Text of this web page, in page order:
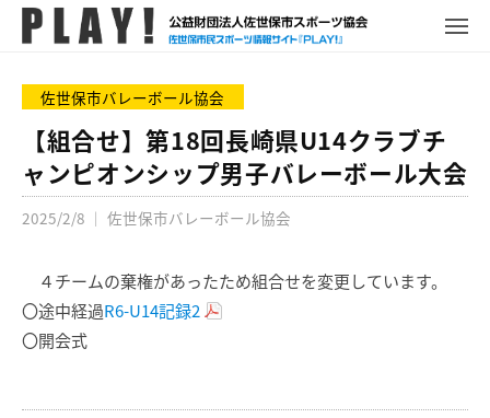
L
A
!
世
ス
ポ
ー
報
サ
メ
佐世保市バレーボール協会
【組合せ】第18回長崎県U14クラブチ
ャンピオンシップ男子バレーボール大会
2025/2/8 ｜ 佐世保市バレーボール協会
４チームの棄権があったため組合せを変更しています。
〇途中経過R6-U14記録2
〇開会式
P
L
Y
!
ュ
ー